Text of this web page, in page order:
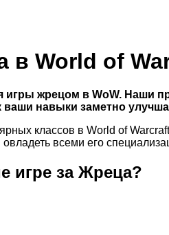
в World of
игры жрецом в WoW. Наши
ваши навыки заметно
классов в World of
всеми его
игре за Жреца?